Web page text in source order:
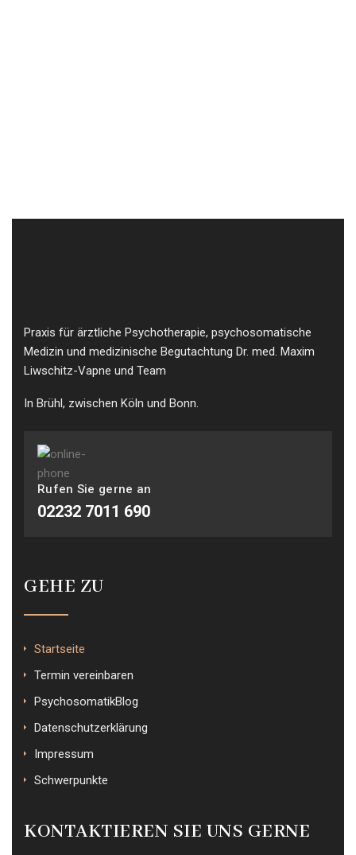
Praxis für ärztliche Psychotherapie, psychosomatische
Medizin und medizinische Begutachtung Dr. med. Maxim
Liwschitz-Vapne und Team
In Brühl, zwischen Köln und Bonn.
Rufen Sie gerne an
02232 7011 690
GEHE ZU
Startseite
Termin vereinbaren
PsychosomatikBlog
Datenschutzerklärung
Impressum
Schwerpunkte
KONTAKTIEREN SIE UNS GERNE